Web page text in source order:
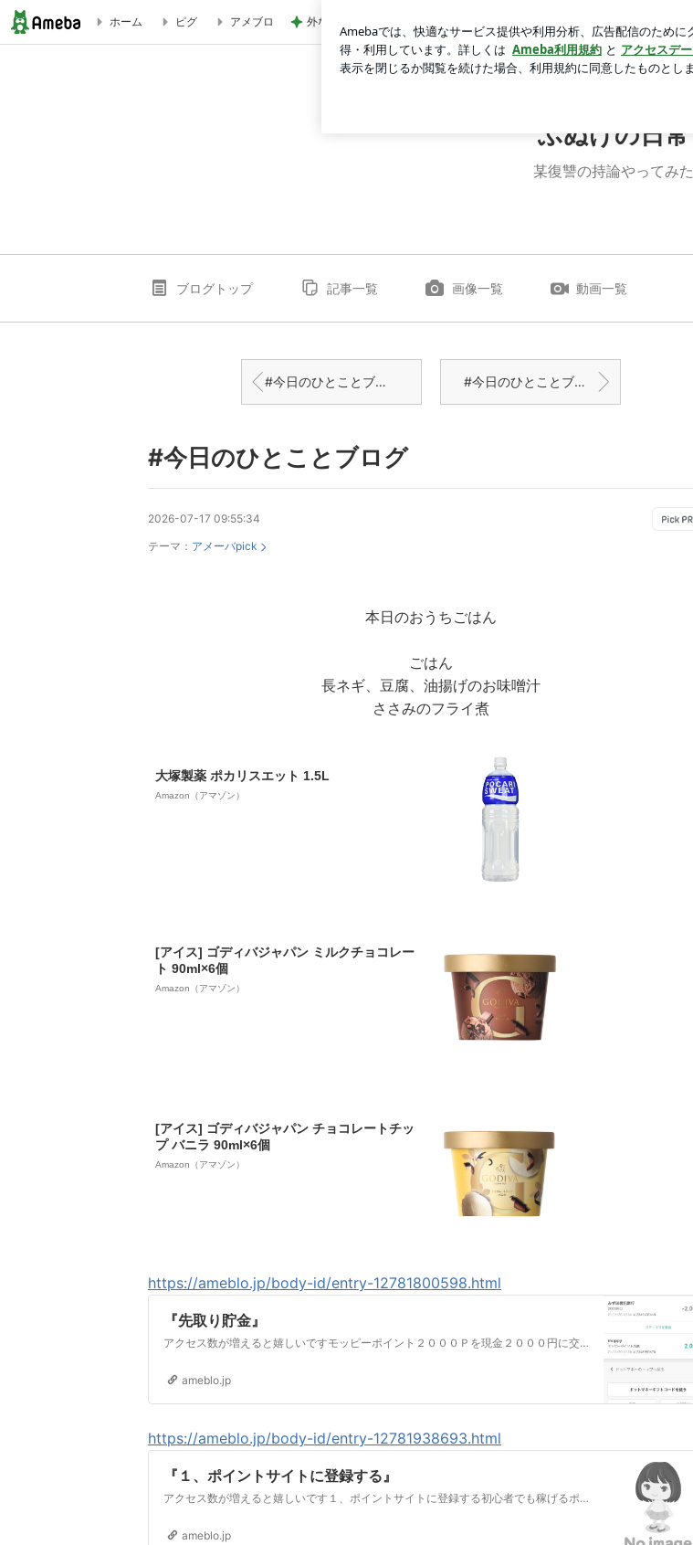
ホーム ピグ アメブロ 外なのに涼しい贅沢なテラス
ふぬけの日常
某復讐の持論やってみた
ブログトップ 記事一覧 画像一覧 動画一覧
#今日のひとことブログ #今日のひとことブログ
#今日のひとことブログ
2026-07-17 09:55:34
テーマ： アメーバpick
本日のおうちごはん
ごはん
長ネギ、豆腐、油揚げのお味噌汁
ささみのフライ煮
大塚製薬 ポカリスエット 1.5L
Amazon（アマゾン）
[アイス] ゴディバジャパン ミルクチョコレー
ト 90ml×6個
Amazon（アマゾン）
[アイス] ゴディバジャパン チョコレートチッ
プ バニラ 90ml×6個
Amazon（アマゾン）
https://ameblo.jp/body-id/entry-12781800598.html
『先取り貯金』
アクセス数が増えると嬉しいですモッピーポイント２０００Ｐを現金２０００円に交換しましたモッピー友達紹介初心者でも安心！ポイ活応援サービス モッピーで“ポイ活”…
ameblo.jp
https://ameblo.jp/body-id/entry-12781938693.html
『１、ポイントサイトに登録する』
アクセス数が増えると嬉しいです１、ポイントサイトに登録する初心者でも稼げるポイントサイトにバナー広告やＵＲＬから登録してくださいモッピー友達紹介初心者でも安心…
ameblo.jp